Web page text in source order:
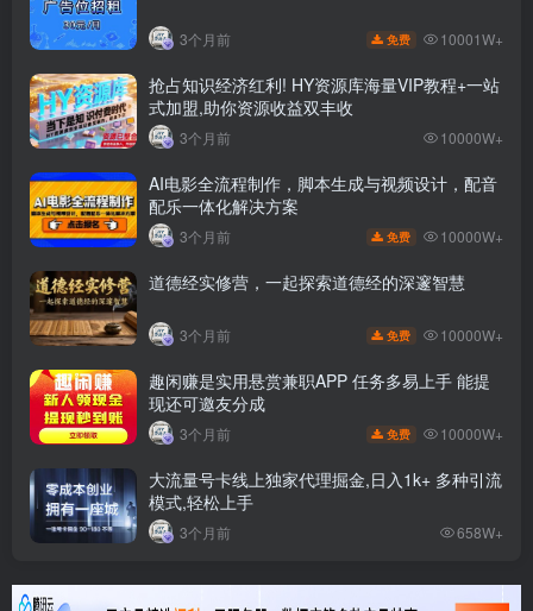
3个月前 免费 10001W+
抢占知识经济红利! HY资源库海量VIP教程+一站
式加盟,助你资源收益双丰收
3个月前 10000W+
AI电影全流程制作，脚本生成与视频设计，配音
配乐一体化解决方案
3个月前 免费 10000W+
道德经实修营，一起探索道德经的深邃智慧
3个月前 免费 10000W+
趣闲赚是实用悬赏兼职APP 任务多易上手 能提
现还可邀友分成
3个月前 免费 10000W+
大流量号卡线上独家代理掘金,日入1k+ 多种引流
模式,轻松上手
3个月前 658W+